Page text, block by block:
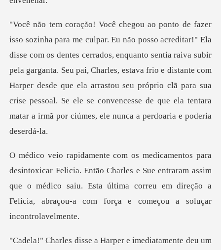
dos, enquanto sentia raiva subir
pela garganta. Seu pai, Charles, estava frio e distante com
Harper desde que ela arrastou seu próprio c
ão Charles e Sue entraram assim
que o médico saiu. Esta última correu em dir